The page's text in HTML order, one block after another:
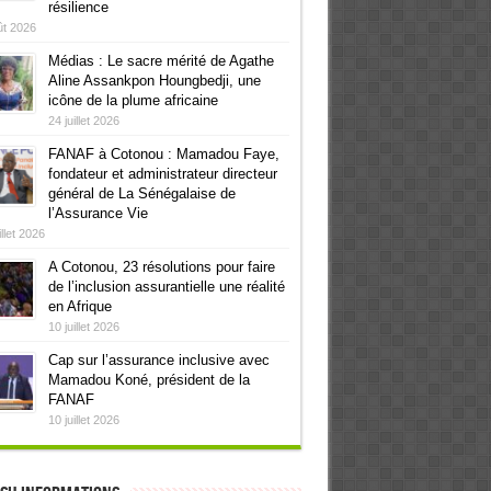
résilience
2026
Médias : Le sacre mérité de Agathe
Aline Assankpon Houngbedji, une
icône de la plume africaine
24 juillet 2026
FANAF à Cotonou : Mamadou Faye,
fondateur et administrateur directeur
général de La Sénégalaise de
l’Assurance Vie
2026
A Cotonou, 23 résolutions pour faire
de l’inclusion assurantielle une réalité
en Afrique
10 juillet 2026
Cap sur l’assurance inclusive avec
Mamadou Koné, président de la
FANAF
10 juillet 2026